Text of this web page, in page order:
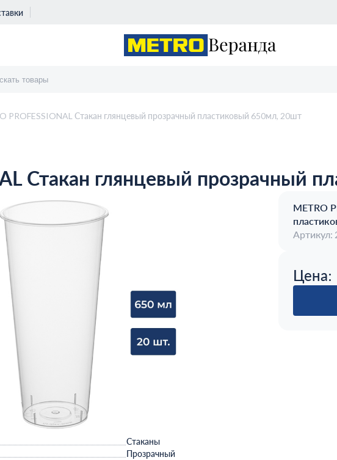
PROFESSIONAL Стакан глянцевый прозрачный пластиковый 650мл, 20шт
Стакан глянцевый прозрачный
Стаканы
Прозрачный
METRO
Артикул:
Цена: